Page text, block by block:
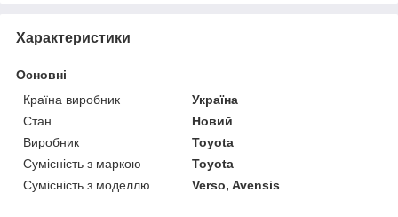
Характеристики
Основні
Країна виробник
Україна
Стан
Новий
Виробник
Toyota
Сумісність з маркою
Toyota
Сумісність з моделлю
Verso, Avensis